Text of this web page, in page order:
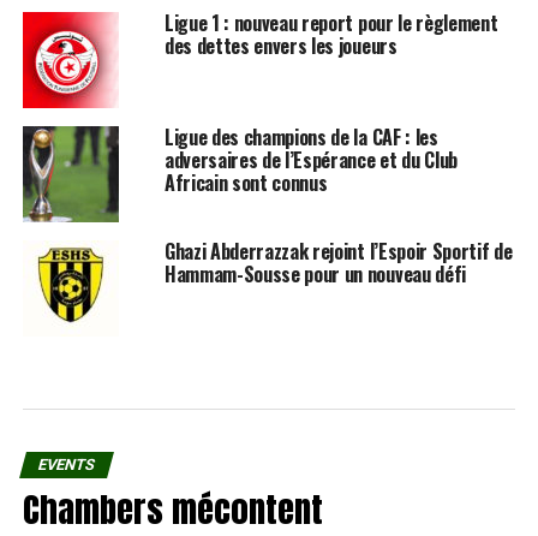
Ligue 1 : nouveau report pour le règlement
des dettes envers les joueurs
Ligue des champions de la CAF : les
adversaires de l’Espérance et du Club
Africain sont connus
Ghazi Abderrazzak rejoint l’Espoir Sportif de
Hammam-Sousse pour un nouveau défi
EVENTS
Chambers mécontent